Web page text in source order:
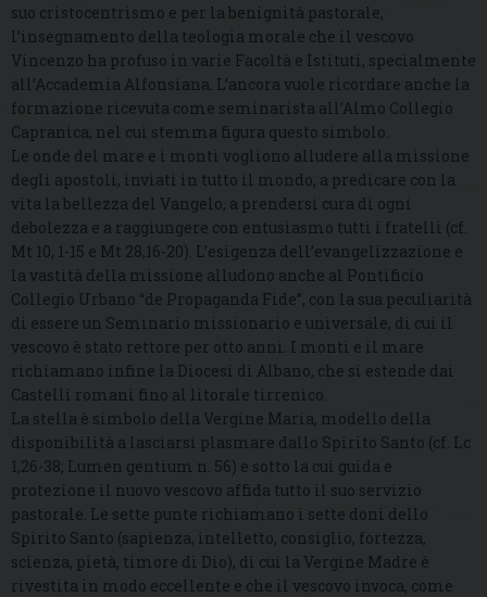
suo cristocentrismo e per la benignità pastorale,
l’insegnamento della teologia morale che il vescovo
Vincenzo ha profuso in varie Facoltà e Istituti, specialmente
all’Accademia Alfonsiana. L’ancora vuole ricordare anche la
formazione ricevuta come seminarista all’Almo Collegio
Capranica, nel cui stemma figura questo simbolo.
Le onde del mare e i monti vogliono alludere alla missione
degli apostoli, inviati in tutto il mondo, a predicare con la
vita la bellezza del Vangelo, a prendersi cura di ogni
debolezza e a raggiungere con entusiasmo tutti i fratelli (cf.
Mt 10, 1-15 e Mt 28,16-20). L’esigenza dell’evangelizzazione e
la vastità della missione alludono anche al Pontificio
Collegio Urbano “de Propaganda Fide”, con la sua peculiarità
di essere un Seminario missionario e universale, di cui il
vescovo è stato rettore per otto anni. I monti e il mare
richiamano infine la Diocesi di Albano, che si estende dai
Castelli romani fino al litorale tirrenico.
La stella è simbolo della Vergine Maria, modello della
disponibilità a lasciarsi plasmare dallo Spirito Santo (cf. Lc
1,26-38; Lumen gentium n. 56) e sotto la cui guida e
protezione il nuovo vescovo affida tutto il suo servizio
pastorale. Le sette punte richiamano i sette doni dello
Spirito Santo (sapienza, intelletto, consiglio, fortezza,
scienza, pietà, timore di Dio), di cui la Vergine Madre è
rivestita in modo eccellente e che il vescovo invoca, come